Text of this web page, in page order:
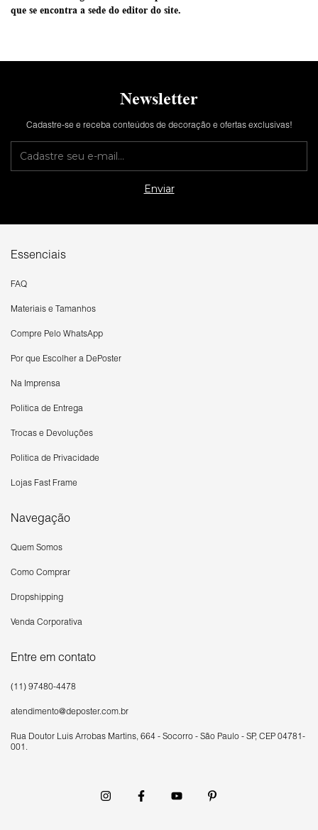
que se encontra a sede do editor do site.
Newsletter
Cadastre-se e receba conteúdos de decoração e ofertas exclusivas!
Essenciais
FAQ
Materiais e Tamanhos
Compre Pelo WhatsApp
Por que Escolher a DePoster
Na Imprensa
Política de Entrega
Trocas e Devoluções
Política de Privacidade
Lojas Fast Frame
Navegação
Quem Somos
Como Comprar
Dropshipping
Venda Corporativa
Entre em contato
(11) 97480-4478
atendimento@deposter.com.br
Rua Doutor Luís Arrobas Martins, 664 - Socorro - São Paulo - SP, CEP 04781-
001.